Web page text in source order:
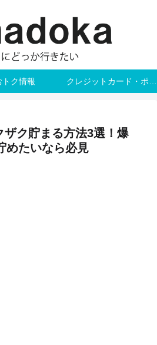
ク情報
ク貯まる方法3選！爆
めたいなら必見